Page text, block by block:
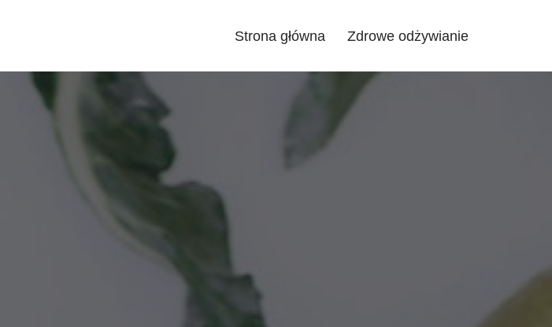
Strona główna Zdrowe odżywianie